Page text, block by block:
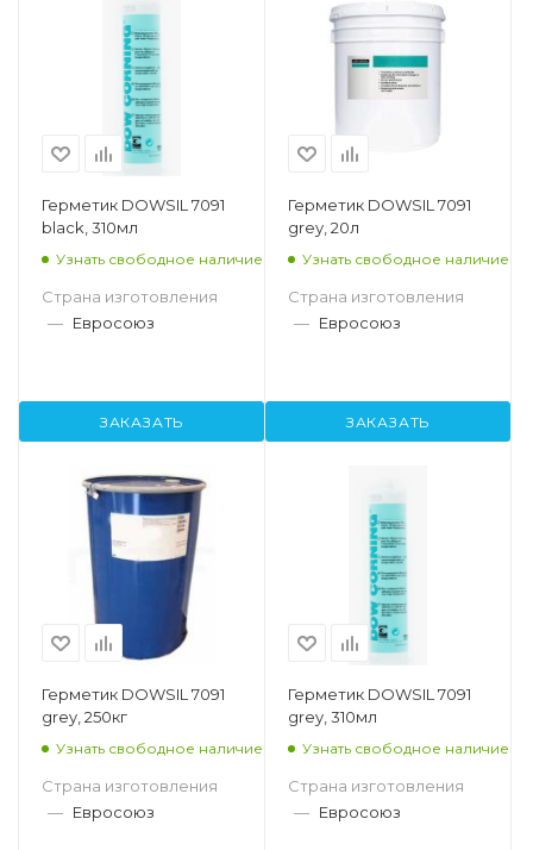
Герметик DOWSIL 7091
black, 310мл
Узнать свободное наличие
Страна изготовления
— Евросоюз
ЗАКАЗАТЬ
Герметик DOWSIL 7091
grey, 20л
Узнать свободное наличие
Страна изготовления
— Евросоюз
ЗАКАЗАТЬ
Герметик DOWSIL 7091
grey, 250кг
Узнать свободное наличие
Страна изготовления
— Евросоюз
Герметик DOWSIL 7091
grey, 310мл
Узнать свободное наличие
Страна изготовления
— Евросоюз